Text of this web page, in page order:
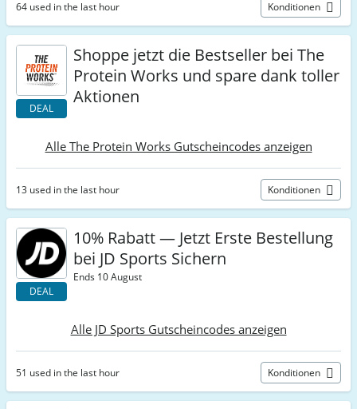
64 used in the last hour Konditionen
DEAL
Shoppe jetzt die Bestseller bei The
Protein Works und spare dank toller
Aktionen
Alle The Protein Works Gutscheincodes anzeigen
13 used in the last hour Konditionen
DEAL
10% Rabatt — Jetzt Erste Bestellung
bei JD Sports Sichern
Ends 10 August
Alle JD Sports Gutscheincodes anzeigen
51 used in the last hour Konditionen